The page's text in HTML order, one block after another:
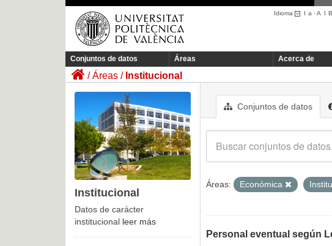
Idioma I a ·A I
Conjuntos de datos Áreas Acerca de
Áreas Institucional
Conjuntos de datos
Áreas: Económica
Personal eventual según
Institucional
Datos de carácter
institucional leer más